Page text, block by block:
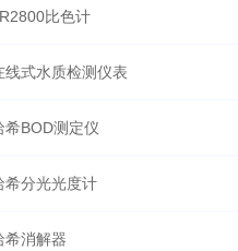
比色计
线式水质检测仪表
希BOD测定仪
希分光光度计
希消解器